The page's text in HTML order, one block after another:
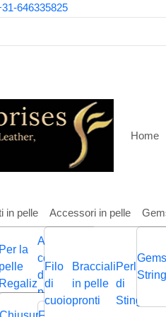
646335825
Home
Cordoncini
in pelle
piatti
Cordini
in pelle
piatta
in pelle
Chiusura
Cursori
Per la
pelle
Regaliz
Cursori
Altri
componenti
di gioielli in
pelle
Accessori in pelle
Filo
di
cuoio
Bracciali
in pelle
pronti
Perline
di
Stingray
Ciondoli